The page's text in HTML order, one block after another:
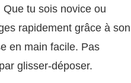
Que tu sois novice ou
rapidement grâce à son
en main facile. Pas
glisser-déposer.